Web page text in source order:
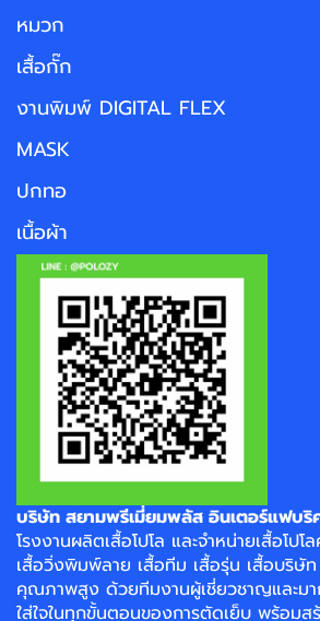
หมวก
เสื้อกั๊ก
งานพิมพ์ DIGITAL FLEX
MASK
ปกทอ
เนื้อผ้า
บริษัท สยามพรีเมี่ยมพลัส อินเตอร์แฟบริ
โรงงานผลิตเสื้อโปโล และจำหน่ายเสื้อโปโ
เสื้อวิ่งพิมพ์ลาย เสื้อทีม เสื้อรุ่น เสื้อบริษัท
คุณภาพสูง ด้วยทีมงานผู้เชี่ยวชาญและมา
ใส่ใจในทุกขั้นตอนของการตัดเย็บ พร้อมส